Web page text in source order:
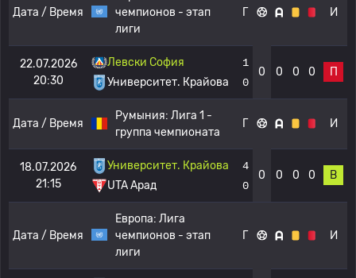
Дата / Время
чемпионов - этап
лиги
Г И
22.07.2026
20:30
Левски София
Университет. Крайова
1
0
0 0 0 0 П
Дата / Время
Румыния: Лига 1 -
группа чемпионата
Г И
18.07.2026
21:15
Университет. Крайова
UTA Арад
4
0
0 0 0 0 В
Дата / Время
Европа: Лига
чемпионов - этап
лиги
Г И